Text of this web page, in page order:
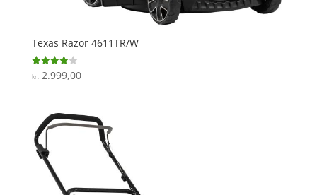
Texas Razor 4611TR/W
Vurderet
4.1
kr.2.999,00